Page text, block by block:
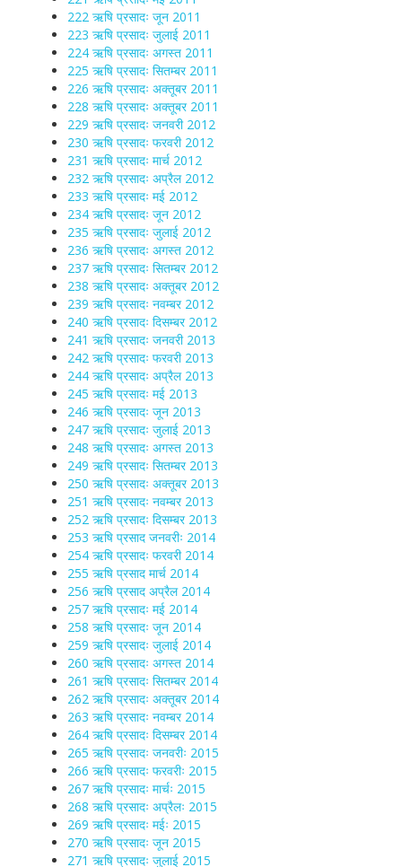
222 ऋषि प्रसादः जून 2011
223 ऋषि प्रसादः जुलाई 2011
224 ऋषि प्रसादः अगस्त 2011
225 ऋषि प्रसादः सितम्बर 2011
226 ऋषि प्रसादः अक्तूबर 2011
228 ऋषि प्रसादः अक्तूबर 2011
229 ऋषि प्रसादः जनवरी 2012
230 ऋषि प्रसादः फरवरी 2012
231 ऋषि प्रसादः मार्च 2012
232 ऋषि प्रसादः अप्रैल 2012
233 ऋषि प्रसादः मई 2012
234 ऋषि प्रसादः जून 2012
235 ऋषि प्रसादः जुलाई 2012
236 ऋषि प्रसादः अगस्त 2012
237 ऋषि प्रसादः सितम्बर 2012
238 ऋषि प्रसादः अक्तूबर 2012
239 ऋषि प्रसादः नवम्बर 2012
240 ऋषि प्रसादः दिसम्बर 2012
241 ऋषि प्रसादः जनवरी 2013
242 ऋषि प्रसादः फरवरी 2013
244 ऋषि प्रसादः अप्रैल 2013
245 ऋषि प्रसादः मई 2013
246 ऋषि प्रसादः जून 2013
247 ऋषि प्रसादः जुलाई 2013
248 ऋषि प्रसादः अगस्त 2013
249 ऋषि प्रसादः सितम्बर 2013
250 ऋषि प्रसादः अक्तूबर 2013
251 ऋषि प्रसादः नवम्बर 2013
252 ऋषि प्रसादः दिसम्बर 2013
253 ऋषि प्रसाद जनवरीः 2014
254 ऋषि प्रसादः फरवरी 2014
255 ऋषि प्रसाद मार्च 2014
256 ऋषि प्रसाद अप्रैल 2014
257 ऋषि प्रसादः मई 2014
258 ऋषि प्रसादः जून 2014
259 ऋषि प्रसादः जुलाई 2014
260 ऋषि प्रसादः अगस्त 2014
261 ऋषि प्रसादः सितम्बर 2014
262 ऋषि प्रसादः अक्तूबर 2014
263 ऋषि प्रसादः नवम्बर 2014
264 ऋषि प्रसादः दिसम्बर 2014
265 ऋषि प्रसादः जनवरीः 2015
266 ऋषि प्रसादः फरवरीः 2015
267 ऋषि प्रसादः मार्चः 2015
268 ऋषि प्रसादः अप्रैलः 2015
269 ऋषि प्रसादः मईः 2015
270 ऋषि प्रसादः जून 2015
271 ऋषि प्रसादः जुलाई 2015